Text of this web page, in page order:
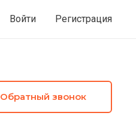
Войти Регистрация
Обратный звонок